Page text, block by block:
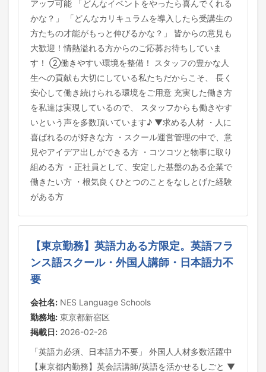
アップ可能 「どんなイベントをやったら喜んでくれる
かな？」 「どんなカリキュラムを導入したら受講生の
方たちの才能がもっと伸びるかな？」 皆からの意見も
大歓迎！情熱溢れる方からのご応募お待ちしていま
す！ ②働きやすい環境を整備！ スタッフの豊かな人
生への貢献も大切にしている私たちだからこそ、 長く
安心して働き続けられる環境をご用意 充実した働き方
を私達は実現しているので、 スタッフからも働きやす
いという声を多数頂いています♪ ▼求める人材 ・人に
喜ばれるのが好きな方 ・スクール運営管理の中で、意
見やアイデア出しができる方 ・コツコツと物事に取り
組める方 ・正社員として、安定した基盤のある企業で
働きたい方 ・根気良くひとつのことをなしとげた経験
がある方
【東京勤務】英語力ある方限定。英語フラ
ンス語スクール・外国人講師・日本語力不
要
会社名: NES Language Schools
勤務地: 東京都新宿区
掲載日: 2026-02-26
「英語力必須、日本語力不要」 外国人人材多数活躍中
【東京都内勤務】英会話講師/英語を活かせるしごと ▼